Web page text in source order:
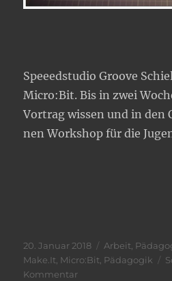
Speeedstudio Groove
Micro:Bit. Bis in zwei
Vortrag wissen und in den
nen Workshop für die
Veröffentlicht
am
20. Januar 2018 Kategorien
Arbeit
Make.It Micro:Bit Pädagogik
Kommentarzu